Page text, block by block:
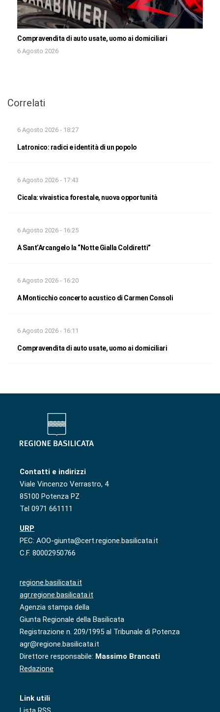
Compravendita di auto usate, uomo ai domiciliari
6 Agosto 2026
Correlati
6 Agosto 2026 - 18:27
Latronico: radici e identità di un popolo
6 Agosto 2026 - 17:43
Cicala: vivaistica forestale, nuova opportunità
6 Agosto 2026 - 16:25
A Sant’Arcangelo la “Notte Gialla Coldiretti”
6 Agosto 2026 - 16:20
A Monticchio concerto acustico di Carmen Consoli
6 Agosto 2026 - 16:11
Compravendita di auto usate, uomo ai domiciliari
Contatti e indirizzi
Viale Vincenzo Verrastro, 4
85100 Potenza PZ
Tel 0971 661111
URP
PEC: AOO-giunta@cert.regione.basilicata.it
C.F. 80002950766
regione.basilicata.it
agr.regione.basilicata.it
Agenzia stampa della
Giunta Regionale della Basilicata
Registrazione n. 209/1995 al Tribunale di Potenza
agr@regione.basilicata.it
Direttore responsabile: Massimo Brancati
Redazione
Link utili